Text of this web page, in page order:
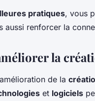
pratiques, vous
aussi renforcer la
la
de la
et logiciels